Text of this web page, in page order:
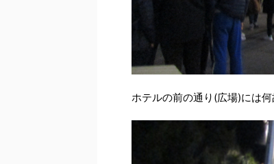
ホテルの前の通り(広場)には何